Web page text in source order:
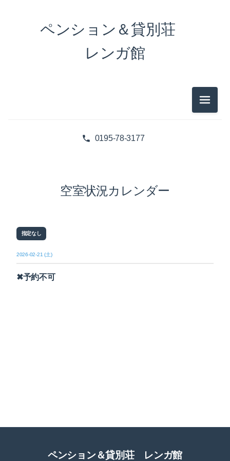
0195-78-3177
ペンション＆貸別荘
レンガ館
メニュ
空室状況カレンダー
指定なし
2026-02-21 (土)
✖予約不可
ペンション＆貸別荘 レンガ館